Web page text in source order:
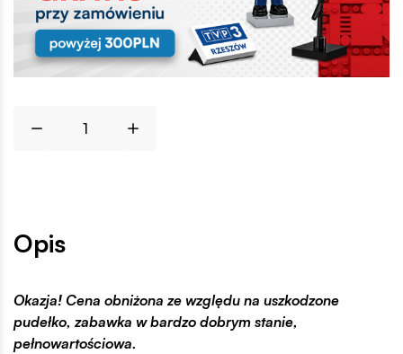
Opis
Okazja! Cena obniżona ze względu na uszkodzone
pudełko, zabawka w bardzo dobrym stanie,
pełnowartościowa.